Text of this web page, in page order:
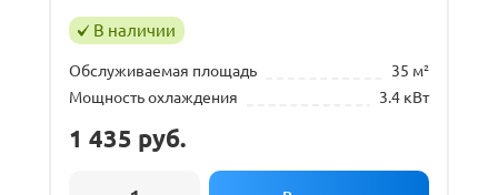
В наличии
Обслуживаемая площадь
35 м²
Мощность охлаждения
3.4 кВт
1 435 руб.